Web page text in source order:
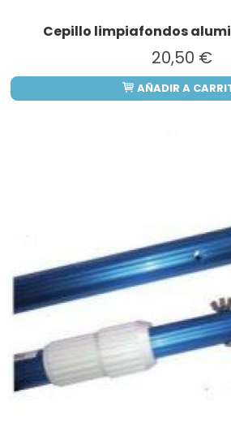
Cepillo limpiafondos
20,50 €
AÑADIR A